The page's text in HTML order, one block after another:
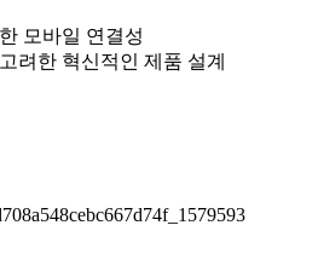
모바일 연결성
려한 혁신적인 제품 설계